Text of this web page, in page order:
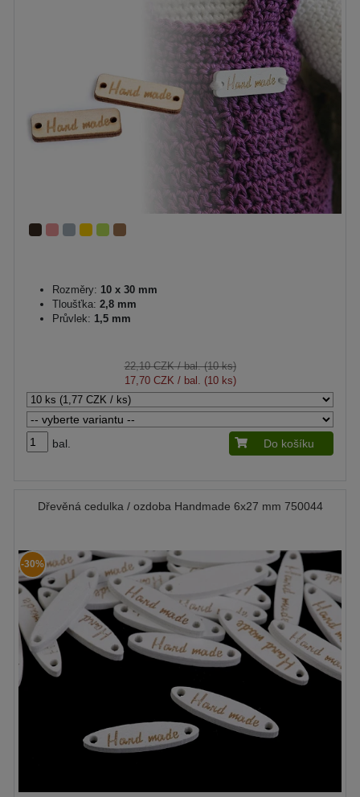
Rozměry: 10 x 30 mm
Tloušťka: 2,8 mm
Průvlek: 1,5 mm
22,10 CZK/ bal. (10 ks)
17,70 CZK / bal. (10 ks)
bal. Do košíku
Dřevěná cedulka / ozdoba Handmade 6x27 mm 750044
-30%